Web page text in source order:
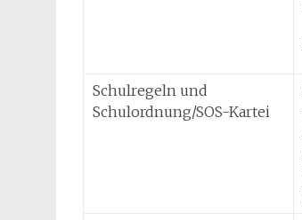
Schulregeln und
Schulordnung/SOS-Kartei